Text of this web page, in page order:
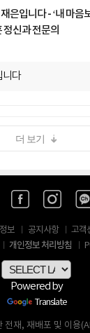
은입니다 - ‘내 마음
신과 전문의
니다
더 보기
보 공지사항
고객
개인정보 처리방침
Powered by
Translate
재, 재배포 및 이용